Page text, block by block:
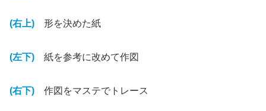
(右上) 形を決めた紙
(左下) 紙を参考に改めて作図
(右下) 作図をマステでトレース